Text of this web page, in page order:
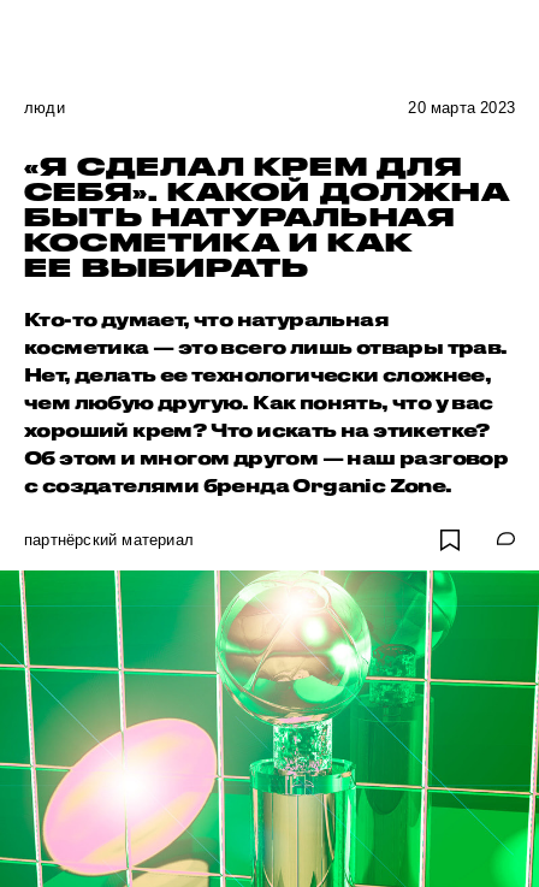
люди 20 марта 2023
«Я СДЕЛАЛ КРЕМ ДЛЯ
СЕБЯ». КАКОЙ ДОЛЖНА
БЫТЬ НАТУРАЛЬНАЯ
КОСМЕТИКА И КАК
ЕЕ ВЫБИРАТЬ
Кто-то думает, что натуральная
косметика — это всего лишь отвары трав.
Нет, делать ее технологически сложнее,
чем любую другую. Как понять, что у вас
хороший крем? Что искать на этикетке?
Об этом и многом другом — наш разговор
с создателями бренда Organic Zone.
партнёрский материал